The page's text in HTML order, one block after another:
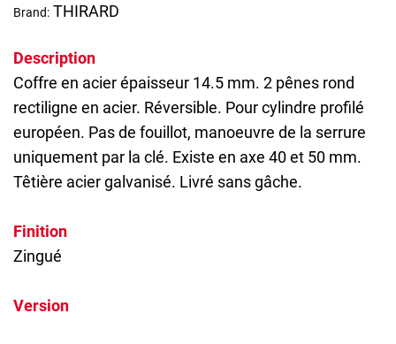
Brand: THIRARD
Description
Coffre en acier épaisseur 14.5 mm. 2 pênes rond
rectiligne en acier. Réversible. Pour cylindre profilé
européen. Pas de fouillot, manoeuvre de la serrure
uniquement par la clé. Existe en axe 40 et 50 mm.
Têtière acier galvanisé. Livré sans gâche.
Finition
Zingué
Version